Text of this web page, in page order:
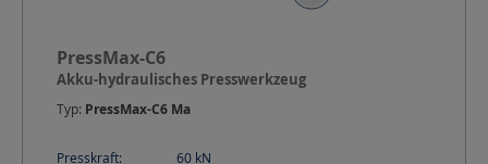
PressMax-C6
Akku-hydraulisches Presswerkzeug
Typ: PressMax-C6 Ma
Presskraft: 60 kN